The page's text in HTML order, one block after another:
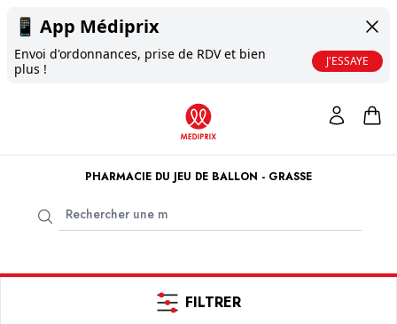
📱 App Médiprix
Envoi d'ordonnances, prise de RDV et bien
plus !
J'ESSAYE
PHARMACIE DU JEU DE BALLON - GRASSE
FILTRER